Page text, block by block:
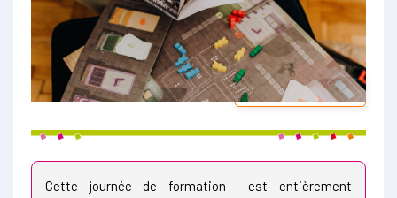
NOUVEAUTÉ !
Cette journée de formation est entièrement